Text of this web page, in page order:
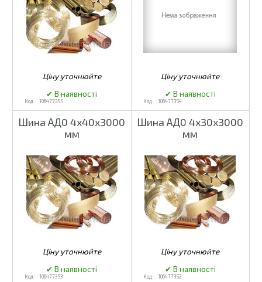
106477355 106477354
Шина АД0 4х40х3000
мм
106477353
Шина АД0 4х30х3000
мм
106477352